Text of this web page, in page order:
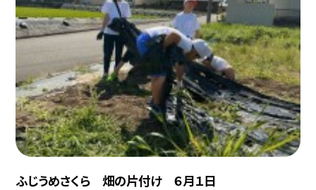
ふじうめさくら 畑の片付け ６月１日